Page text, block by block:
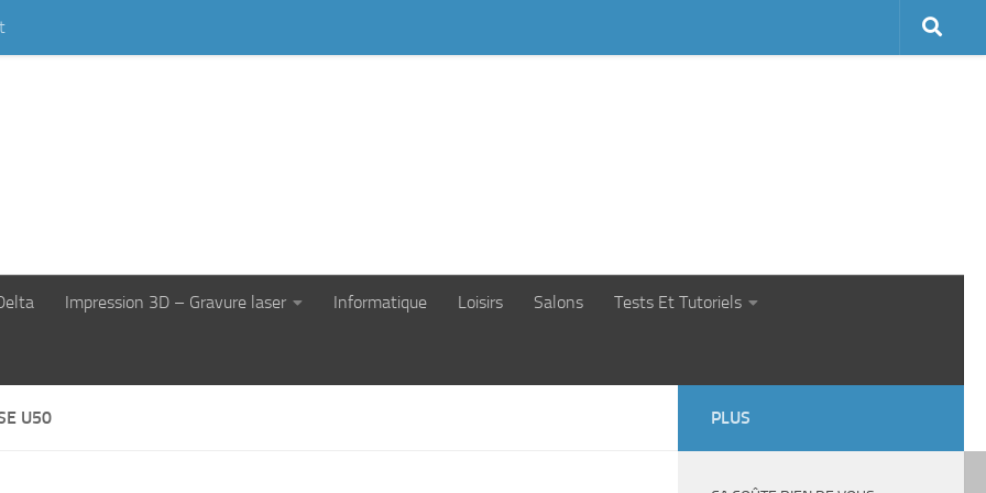
Impression 3D – Gravure laser Informatique Loisirs Salons Tests Et Tutoriels
U50 PLUS